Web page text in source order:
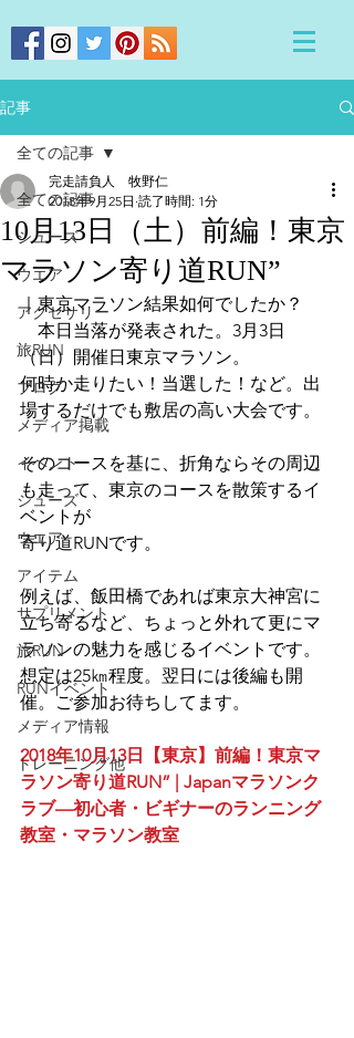
記事
全ての記事
シューズ
ウエア
アクセサリー
旅RUN
ブログ
メディア掲載
イベント
シューズ
ウエア
アイテム
サプリメント
旅RUN
RUNイベント
メディア情報
トレーニング他
全ての記事
10月13日（土）前編！東京
マラソン寄り道RUN”
完走請負人 牧野仁
2018年9月25日 読了時間: 1分
｜東京マラソン結果如何でしたか？
本日当落が発表された。3月3日
（日）開催日東京マラソン。
何時か走りたい！当選した！など。出
場するだけでも敷居の高い大会です。
そのコースを基に、折角ならその周辺
も走って、東京のコースを散策するイ
ベントが
寄り道RUNです。
例えば、飯田橋であれば東京大神宮に
立ち寄るなど、ちょっと外れて更にマ
ラソンの魅力を感じるイベントです。
想定は25㎞程度。翌日には後編も開
催。ご参加お待ちしてます。
2018年10月13日【東京】前編！東京マ
ラソン寄り道RUN” | Japanマラソンク
ラブ—初心者・ビギナーのランニング
教室・マラソン教室